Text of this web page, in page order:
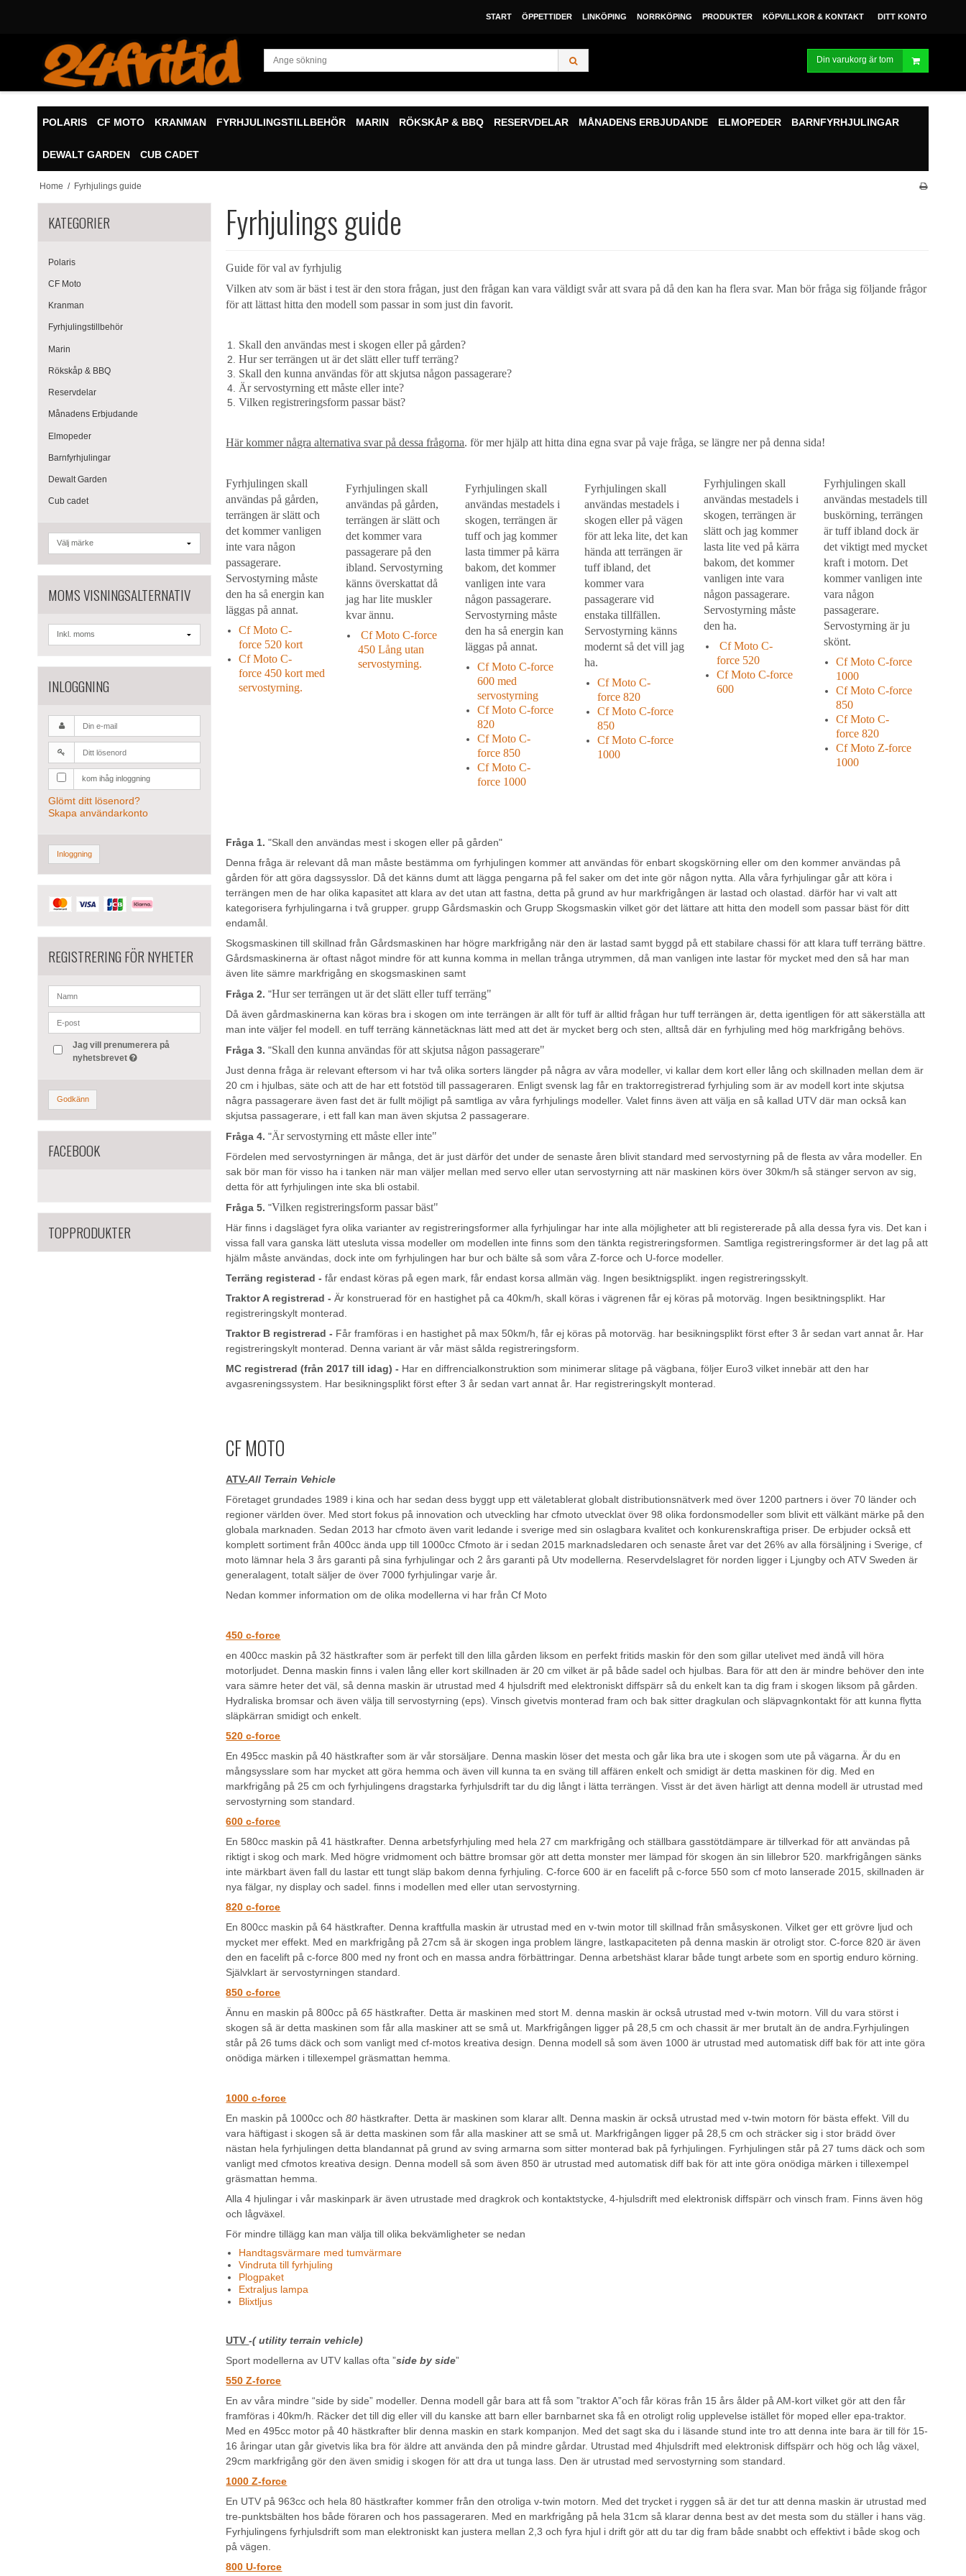
START ÖPPETTIDER LINKÖPING NORRKÖPING PRODUKTER KÖPVILLKOR & KONTAKT DITT KONTO
Din varukorg är tom
POLARIS CF MOTO KRANMAN FYRHJULINGSTILLBEHÖR MARIN RÖKSKÅP & BBQ RESERVDELAR MÅNADENS ERBJUDANDE ELMOPEDER BARNFYRHJULINGAR
DEWALT GARDEN CUB CADET
Home / Fyrhjulings guide
KATEGORIER
Polaris
CF Moto
Kranman
Fyrhjulingstillbehör
Marin
Rökskåp & BBQ
Reservdelar
Månadens Erbjudande
Elmopeder
Barnfyrhjulingar
Dewalt Garden
Cub cadet
MOMS VISNINGSALTERNATIV
INLOGGNING
kom ihåg inloggning
Glömt ditt lösenord?
Skapa användarkonto
Inloggning
REGISTRERING FÖR NYHETER
Jag vill prenumerera på
nyhetsbrevet
Godkänn
FACEBOOK
TOPPRODUKTER
Fyrhjulings guide
Guide för val av fyrhjulig
Vilken atv som är bäst i test är den stora frågan, just den frågan kan vara väldigt svår att svara på då den kan ha flera svar. Man bör fråga sig följande frågor
för att lättast hitta den modell som passar in som just din favorit.
Skall den användas mest i skogen eller på gården?
Hur ser terrängen ut är det slätt eller tuff terräng?
Skall den kunna användas för att skjutsa någon passagerare?
Är servostyrning ett måste eller inte?
Vilken registreringsform passar bäst?
Här kommer några alternativa svar på dessa frågorna. för mer hjälp att hitta dina egna svar på vaje fråga, se längre ner på denna sida!
Fyrhjulingen skall
användas på gården,
terrängen är slätt och
det kommer vanligen
inte vara någon
passagerare.
Servostyrning måste
den ha så energin kan
läggas på annat.
Cf Moto C-
force 520 kort
Cf Moto C-
force 450 kort med
servostyrning.
Fyrhjulingen skall
användas på gården,
terrängen är slätt och
det kommer vara
passagerare på den
ibland. Servostyrning
känns överskattat då
jag har lite muskler
kvar ännu.
Cf Moto C-force
450 Lång utan
servostyrning.
Fyrhjulingen skall
användas mestadels i
skogen, terrängen är
tuff och jag kommer
lasta timmer på kärra
bakom, det kommer
vanligen inte vara
någon passagerare.
Servostyrning måste
den ha så energin kan
läggas på annat.
Cf Moto C-force
600 med
servostyrning
Cf Moto C-force
820
Cf Moto C-
force850
Cf Moto C-
force 1000
Fyrhjulingen skall
användas mestadels i
skogen eller på vägen
för att leka lite, det kan
hända att terrängen är
tuff ibland, det
kommer vara
passagerare vid
enstaka tillfällen.
Servostyrning känns
modernt så det vill jag
ha.
Cf Moto C-
force 820
Cf Moto C-force
850
Cf Moto C-force
1000
Fyrhjulingen skall
användas mestadels i
skogen, terrängen är
slätt och jag kommer
lasta lite ved på kärra
bakom, det kommer
vanligen inte vara
någon passagerare.
Servostyrning måste
den ha.
Cf Moto C-
force 520
Cf Moto C-force
600
Fyrhjulingen skall
användas mestadels till
buskörning, terrängen
är tuff ibland dock är
det viktigt med mycket
kraft i motorn. Det
kommer vanligen inte
vara någon
passagerare.
Servostyrning är ju
skönt.
Cf Moto C-force
1000
Cf Moto C-force
850
Cf Moto C-
force820
Cf Moto Z-force
1000
Fråga 1. "Skall den användas mest i skogen eller på gården"
Denna fråga är relevant då man måste bestämma om fyrhjulingen kommer att användas för enbart skogskörning eller om den kommer användas på
gården för att göra dagssysslor. Då det känns dumt att lägga pengarna på fel saker om det inte gör någon nytta. Alla våra fyrhjulingar går att köra i
terrängen men de har olika kapasitet att klara av det utan att fastna, detta på grund av hur markfrigången är lastad och olastad. därför har vi valt att
kategorisera fyrhjulingarna i två grupper. grupp Gårdsmaskin och Grupp Skogsmaskin vilket gör det lättare att hitta den modell som passar bäst för ditt
endamål.
Skogsmaskinen till skillnad från Gårdsmaskinen har högre markfrigång när den är lastad samt byggd på ett stabilare chassi för att klara tuff terräng bättre.
Gårdsmaskinerna är oftast något mindre för att kunna komma in mellan trånga utrymmen, då man vanligen inte lastar för mycket med den så har man
även lite sämre markfrigång en skogsmaskinen samt
Fråga 2. "Hur ser terrängen ut är det slätt eller tuff terräng"
Då även gårdmaskinerna kan köras bra i skogen om inte terrängen är allt för tuff är alltid frågan hur tuff terrängen är, detta igentligen för att säkerställa att
man inte väljer fel modell. en tuff terräng kännetäcknas lätt med att det är mycket berg och sten, alltså där en fyrhjuling med hög markfrigång behövs.
Fråga 3. "Skall den kunna användas för att skjutsa någon passagerare"
Just denna fråga är relevant eftersom vi har två olika sorters längder på några av våra modeller, vi kallar dem kort eller lång och skillnaden mellan dem är
20 cm i hjulbas, säte och att de har ett fotstöd till passageraren. Enligt svensk lag får en traktorregistrerad fyrhjuling som är av modell kort inte skjutsa
några passagerare även fast det är fullt möjligt på samtliga av våra fyrhjulings modeller. Valet finns även att välja en så kallad UTV där man också kan
skjutsa passagerare, i ett fall kan man även skjutsa 2 passagerare.
Fråga 4. "Är servostyrning ett måste eller inte"
Fördelen med servostyrningen är många, det är just därför det under de senaste åren blivit standard med servostyrning på de flesta av våra modeller. En
sak bör man för visso ha i tanken när man väljer mellan med servo eller utan servostyrning att när maskinen körs över 30km/h så stänger servon av sig,
detta för att fyrhjulingen inte ska bli ostabil.
Fråga 5. "Vilken registreringsform passar bäst"
Här finns i dagsläget fyra olika varianter av registreringsformer alla fyrhjulingar har inte alla möjligheter att bli registererade på alla dessa fyra vis. Det kan i
vissa fall vara ganska lätt utesluta vissa modeller om modellen inte finns som den tänkta registreringsformen. Samtliga registreringsformer är det lag på att
hjälm måste användas, dock inte om fyrhjulingen har bur och bälte så som våra Z-force och U-force modeller.
Terräng registerad -får endast köras på egen mark, får endast korsa allmän väg. Ingen besiktnigsplikt. ingen registreringsskylt.
Traktor A registrerad -Är konstruerad för en hastighet på ca 40km/h, skall köras i vägrenen får ej köras på motorväg. Ingen besiktningsplikt. Har
registreringskylt monterad.
Traktor B registrerad - Får framföras i en hastighet på max 50km/h, får ej köras på motorväg. har besikningsplikt först efter 3 år sedan vart annat år. Har
registreringskylt monterad. Denna variant är vår mäst sålda registreringsform.
MC registrerad (från 2017 till idag) - Har en diffrencialkonstruktion som minimerar slitage på vägbana, följer Euro3 vilket innebär att den har
avgasreningssystem. Har besikningsplikt först efter 3 år sedan vart annat år. Har registreringskylt monterad.
CF MOTO
ATV-All Terrain Vehicle
Företaget grundades 1989 i kina och har sedan dess byggt upp ett väletablerat globalt distributionsnätverk med över 1200 partners i över 70 länder och
regioner världen över. Med stort fokus på innovation och utveckling har cfmoto utvecklat över 98 olika fordonsmodeller som blivit ett välkänt märke på den
globala marknaden. Sedan 2013 har cfmoto även varit ledande i sverige med sin oslagbara kvalitet och konkurenskraftiga priser. De erbjuder också ett
komplett sortiment från 400cc ända upp till 1000cc Cfmoto är i sedan 2015 marknadsledaren och senaste året var det 26% av alla försäljning i Sverige, cf
moto lämnar hela 3 års garanti på sina fyrhjulingar och 2 års garanti på Utv modellerna. Reservdelslagret för norden ligger i Ljungby och ATV Sweden är
generalagent, totalt säljer de över 7000 fyrhjulingar varje år.
Nedan kommer information om de olika modellerna vi har från Cf Moto
450 c-force
en 400cc maskin på 32 hästkrafter som är perfekt till den lilla gården liksom en perfekt fritids maskin för den som gillar utelivet med ändå vill höra
motorljudet. Denna maskin finns i valen lång eller kort skillnaden är 20 cm vilket är på både sadel och hjulbas. Bara för att den är mindre behöver den inte
vara sämre heter det väl, så denna maskin är utrustad med 4 hjulsdrift med elektroniskt diffspärr så du enkelt kan ta dig fram i skogen liksom på gården.
Hydraliska bromsar och även välja till servostyrning (eps). Vinsch givetvis monterad fram och bak sitter dragkulan och släpvagnkontakt för att kunna flytta
släpkärran smidigt och enkelt.
520 c-force
En 495cc maskin på 40 hästkrafter som är vår storsäljare. Denna maskin löser det mesta och går lika bra ute i skogen som ute på vägarna. Är du en
mångsysslare som har mycket att göra hemma och även vill kunna ta en sväng till affären enkelt och smidigt är detta maskinen för dig. Med en
markfrigång på 25 cm och fyrhjulingens dragstarka fyrhjulsdrift tar du dig långt i lätta terrängen. Visst är det även härligt att denna modell är utrustad med
servostyrning som standard.
600 c-force
En 580cc maskin på 41 hästkrafter. Denna arbetsfyrhjuling med hela 27 cm markfrigång och ställbara gasstötdämpare är tillverkad för att användas på
riktigt i skog och mark. Med högre vridmoment och bättre bromsar gör att detta monster mer lämpad för skogen än sin lillebror 520. markfrigången sänks
inte märkbart även fall du lastar ett tungt släp bakom denna fyrhjuling. C-force 600 är en facelift på c-force 550 som cf moto lanserade 2015, skillnaden är
nya fälgar, ny display och sadel. finns i modellen med eller utan servostyrning.
820 c-force
En 800cc maskin på 64 hästkrafter. Denna kraftfulla maskin är utrustad med en v-twin motor till skillnad från småsyskonen. Vilket ger ett grövre ljud och
mycket mer effekt. Med en markfrigång på 27cm så är skogen inga problem längre, lastkapaciteten på denna maskin är otroligt stor. C-force 820 är även
den en facelift på c-force 800 med ny front och en massa andra förbättringar. Denna arbetshäst klarar både tungt arbete som en sportig enduro körning.
Självklart är servostyrningen standard.
850 c-force
Ännu en maskin på 800cc på65 hästkrafter. Detta är maskinen med stort M. denna maskin är också utrustad med v-twin motorn. Vill du vara störst i
skogen så är detta maskinen som får alla maskiner att se små ut. Markfrigången ligger på 28,5 cm och chassit är mer brutalt än de andra.Fyrhjulingen
står på 26 tums däck och som vanligt med cf-motos kreativa design. Denna modell så som även 1000 är utrustad med automatisk diff bak för att inte göra
onödiga märken i tillexempel gräsmattan hemma.
1000 c-force
En maskin på 1000cc och80 hästkrafter. Detta är maskinen som klarar allt. Denna maskin är också utrustad med v-twin motorn för bästa effekt. Vill du
vara häftigast i skogen så är detta maskinen som får alla maskiner att se små ut. Markfrigången ligger på 28,5 cm och sträcker sig i stor brädd över
nästan hela fyrhjulingen detta blandannat på grund av sving armarna som sitter monterad bak på fyrhjulingen. Fyrhjulingen står på 27 tums däck och som
vanligt med cfmotos kreativa design. Denna modell så som även 850 är utrustad med automatisk diff bak för att inte göra onödiga märken i tillexempel
gräsmattan hemma.
Alla 4 hjulingar i vår maskinpark är även utrustade med dragkrok och kontaktstycke, 4-hjulsdrift med elektronisk diffspärr och vinsch fram. Finns även hög
och lågväxel.
För mindre tillägg kan man välja till olika bekvämligheter se nedan
Handtagsvärmare med tumvärmare
Vindruta till fyrhjuling
Plogpaket
Extraljus lampa
Blixtljus
UTV-( utility terrain vehicle)
Sport modellerna av UTV kallas ofta ”side by side”
550 Z-force
En av våra mindre “side by side” modeller. Denna modell går bara att få som ”traktor A”och får köras från 15 års ålder på AM-kort vilket gör att den får
framföras i 40km/h. Räcker det till dig eller vill du kanske att barn eller barnbarnet ska få en otroligt rolig upplevelse istället för moped eller epa-traktor.
Med en 495cc motor på 40 hästkrafter blir denna maskin en stark kompanjon. Med det sagt ska du i läsande stund inte tro att denna inte bara är till för 15-
16 åringar utan går givetvis lika bra för äldre att använda den på mindre gårdar. Utrustad med 4hjulsdrift med elektronisk diffspärr och hög och låg växel,
29cm markfrigång gör den även smidig i skogen för att dra ut tunga lass. Den är utrustad med servostyrning som standard.
1000 Z-force
En UTV på 963cc och hela 80 hästkrafter kommer från den otroliga v-twin motorn. Med det trycket i ryggen så är det tur att denna maskin är utrustad med
tre-punktsbälten hos både föraren och hos passageraren. Med en markfrigång på hela 31cm så klarar denna best av det mesta som du ställer i hans väg.
Fyrhjulingens fyrhjulsdrift som man elektroniskt kan justera mellan 2,3 och fyra hjul i drift gör att du tar dig fram både snabbt och effektivt i både skog och
på vägen.
800 U-force